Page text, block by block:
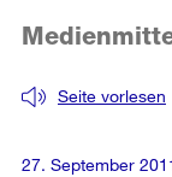
Seite vorlesen
27. September